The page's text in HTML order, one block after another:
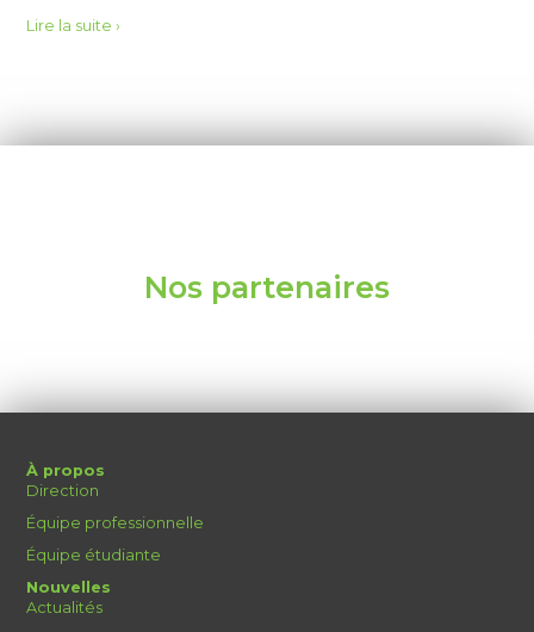
Lire la suite
Nos partenaires
À propos
Direction
Équipe professionnelle
Équipe étudiante
Nouvelles
Actualités